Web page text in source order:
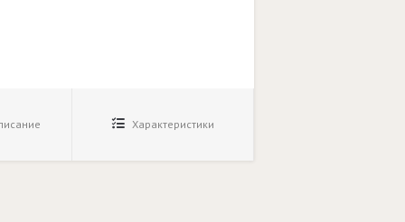
Характеристики